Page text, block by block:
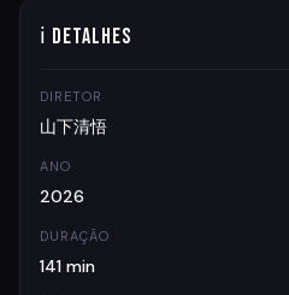
ℹ Detalhes
DIRETOR
山下清悟
ANO
2026
DURAÇÃO
141 min